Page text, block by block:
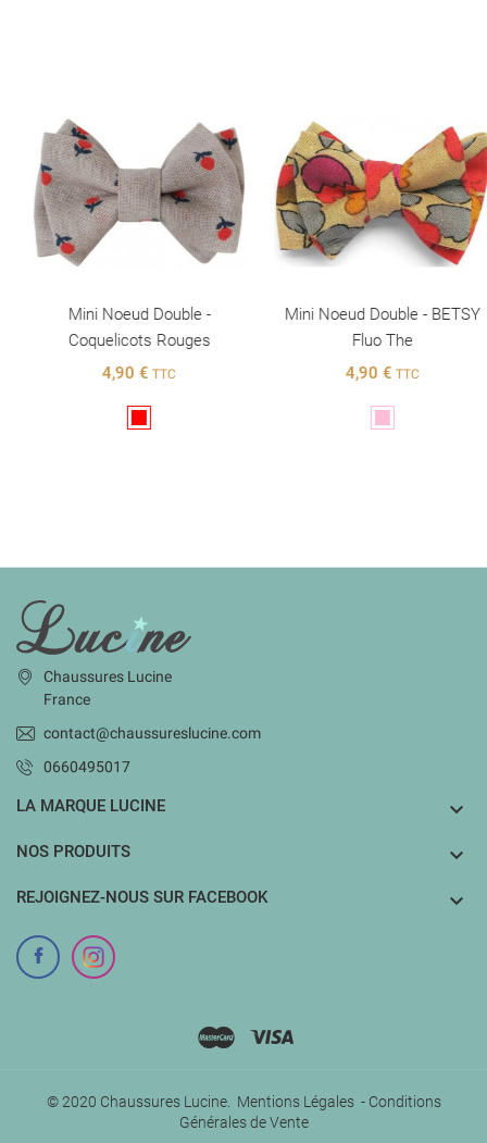
Mini Noeud Double -
Coquelicots Rouges
4,90 €TTC
Mini Noeud Double - BETSY
Fluo The
4,90 €TTC
INFORMATIONS
Chaussures Lucine
France
contact@chaussureslucine.com
0660495017
LA MARQUE LUCINE 
NOS PRODUITS 
REJOIGNEZ-NOUS SUR FACEBOOK 
© 2020 Chaussures Lucine. Mentions Légales- Conditions
Générales de Vente